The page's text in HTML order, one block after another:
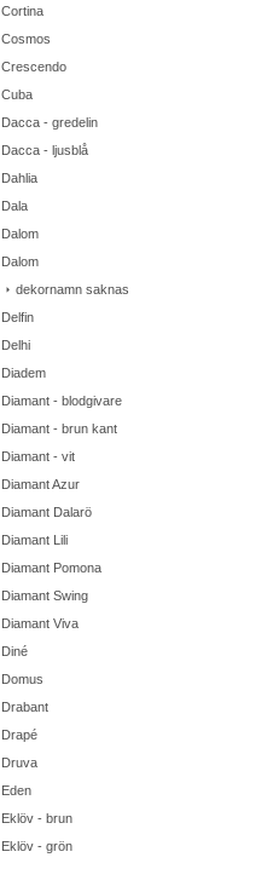
Cortina
Cosmos
Crescendo
Cuba
Dacca - gredelin
Dacca - ljusblå
Dahlia
Dala
Dalom
Dalom
dekornamn saknas
Delfin
Delhi
Diadem
Diamant - blodgivare
Diamant - brun kant
Diamant - vit
Diamant Azur
Diamant Dalarö
Diamant Lili
Diamant Pomona
Diamant Swing
Diamant Viva
Diné
Domus
Drabant
Drapé
Druva
Eden
Eklöv - brun
Eklöv - grön